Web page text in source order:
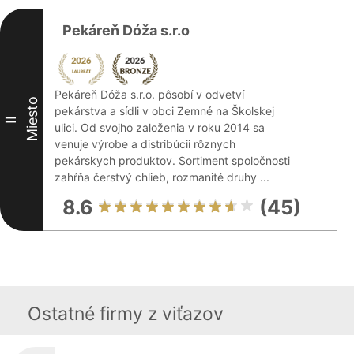
II Miesto
Pekáreň Dóža s.r.o
Pekáreň Dóža s.r.o. pôsobí v odvetví
pekárstva a sídli v obci Zemné na Školskej
ulici. Od svojho založenia v roku 2014 sa
venuje výrobe a distribúcii rôznych
pekárskych produktov. Sortiment spoločnosti
zahŕňa čerstvý chlieb, rozmanité druhy ...
8.6 (45)
Ostatné firmy z viťazov